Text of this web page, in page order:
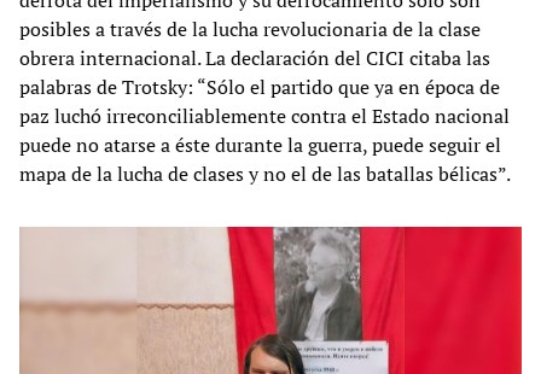
posibles a través de la lucha revolucionaria de la clase
obrera internacional. La declaración del CICI citaba las
palabras de Trotsky: “Sólo el partido que ya en época de
paz luchó irreconciliablemente contra el Estado nacional
puede no atarse a éste durante la guerra, puede seguir el
mapa de la lucha de clases y no el de las batallas bélicas”.